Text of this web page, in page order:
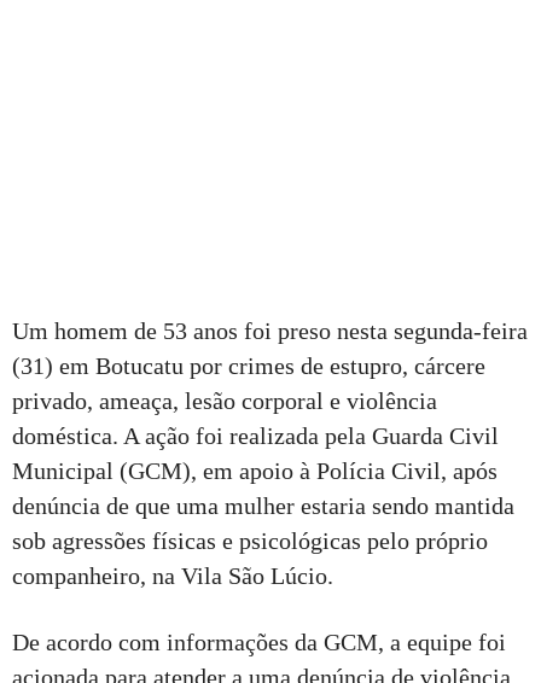
Um homem de 53 anos foi preso nesta segunda-feira
(31) em Botucatu por crimes de estupro, cárcere
privado, ameaça, lesão corporal e violência
doméstica. A ação foi realizada pela Guarda Civil
Municipal (GCM), em apoio à Polícia Civil, após
denúncia de que uma mulher estaria sendo mantida
sob agressões físicas e psicológicas pelo próprio
companheiro, na Vila São Lúcio.
De acordo com informações da GCM, a equipe foi
acionada para atender a uma denúncia de violência